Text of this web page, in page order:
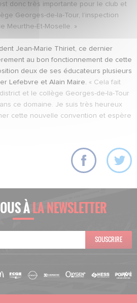
donc très importante pour le club et
Georges-de-la-Tour, l’inspection
Meurthe-Et-Moselle. »
Jean-Marie Thiriet, ce dernier
au bon fonctionnement de cette
deux de ses éducateurs plusieurs
Lefebvre et Alain Maire. « Cela fait
et le collège Georges-de-la-Tour
ce domaine. Je suis très heureux
cette nouvelle convention et espère
ÀLA NEWSLETTER
SOUSCRIRE